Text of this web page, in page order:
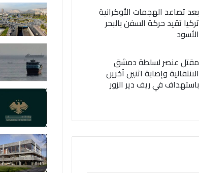
بعد تصاعد الهجمات الأوكرانية
تركيا تقيد حركة السفن بالبحر
الأسود
مقتل عنصر لسلطة دمشق
الانتقالية وإصابة اثنين آخرين
باستهداف في ريف دير الزور